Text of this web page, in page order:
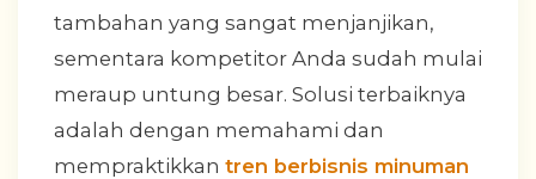
tambahan yang sangat menjanjikan,
sementara kompetitor Anda sudah mulai
meraup untung besar. Solusi terbaiknya
adalah dengan memahami dan
mempraktikkan tren berbisnis minuman